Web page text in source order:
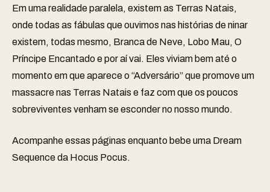
Em uma realidade paralela, existem as Terras Natais,
onde todas as fábulas que ouvimos nas histórias de ninar
existem, todas mesmo, Branca de Neve, Lobo Mau, O
Príncipe Encantado e por aí vai. Eles viviam bem até o
momento em que aparece o “Adversário” que promove um
massacre nas Terras Natais e faz com que os poucos
sobreviventes venham se esconder no nosso mundo.
Acompanhe essas páginas enquanto bebe uma Dream
Sequence da Hocus Pocus.